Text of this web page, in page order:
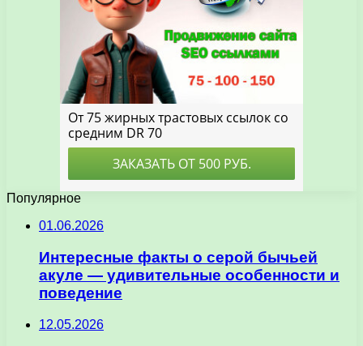
Популярное
01.06.2026
Интересные факты о серой бычьей
акуле — удивительные особенности и
поведение
12.05.2026